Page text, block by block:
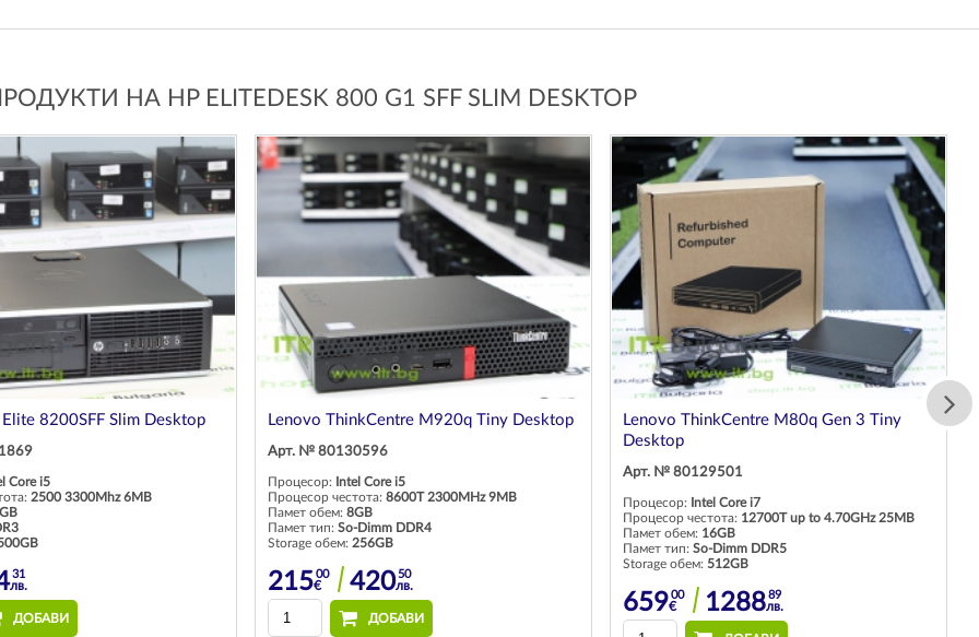
НА HP ELITEDESK 800 G1 SFF SLIM DESKTOP
Elite 8200SFF Slim Desktop
Core i5
2500 3300Mhz 6MB
31
лв.
ДОБАВИ
Lenovo ThinkCentre M920q Tiny Desktop
Арт. № 80130596
Процесор: Intel Core i5
Процесор честота: 8600T 2300MHz 9MB
Памет обем: 8GB
Памет тип: So-Dimm DDR4
Storage обем: 256GB
21500
€ 42050
лв.
ДОБАВИ
Lenovo ThinkCentre M80q Gen 3 Tiny
Desktop
Арт. № 80129501
Процесор: Intel Core i7
Процесор честота: 12700T up to 4.70GHz 25MB
Памет обем: 16GB
Памет тип: So-Dimm DDR5
Storage обем: 512GB
65900
€ 128889
лв.